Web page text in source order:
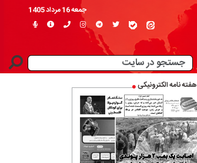
جمعه 16 مرداد 1405
هفته نامه الکترونیکی